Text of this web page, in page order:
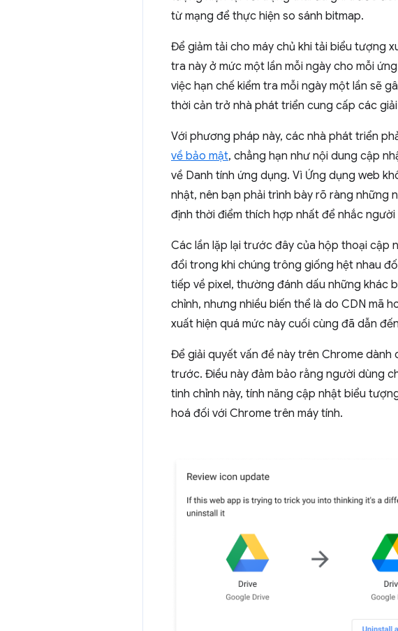
từ mạng để thực hiện so sánh bitmap.
Để giảm tải cho máy chủ khi tải biểu tượng
tra này ở mức một lần mỗi ngày cho mỗi
việc hạn chế kiểm tra mỗi ngày một lần sẽ
thời cản trở nhà phát triển cung cấp các
Với phương pháp này, các nhà phát triển
về bảo mật, chẳng hạn như nội dung cập
về Danh tính ứng dụng. Vì Ứng dụng web
nhật, nên bạn phải trình bày rõ ràng những
định thời điểm thích hợp nhất để nhắc
Các lần lặp lại trước đây của hộp thoại cập
đổi trong khi chúng trông giống hệt nhau
tiếp về pixel, thường đánh dấu những khác
chỉnh, nhưng nhiều biến thể là do CDN mã
xuất hiện quá mức này cuối cùng đã dẫn
Để giải quyết vấn đề này trên Chrome
trước. Điều này đảm bảo rằng người dùng
tinh chỉnh này, tính năng cập nhật biểu
hoá đối với Chrome trên máy tính.